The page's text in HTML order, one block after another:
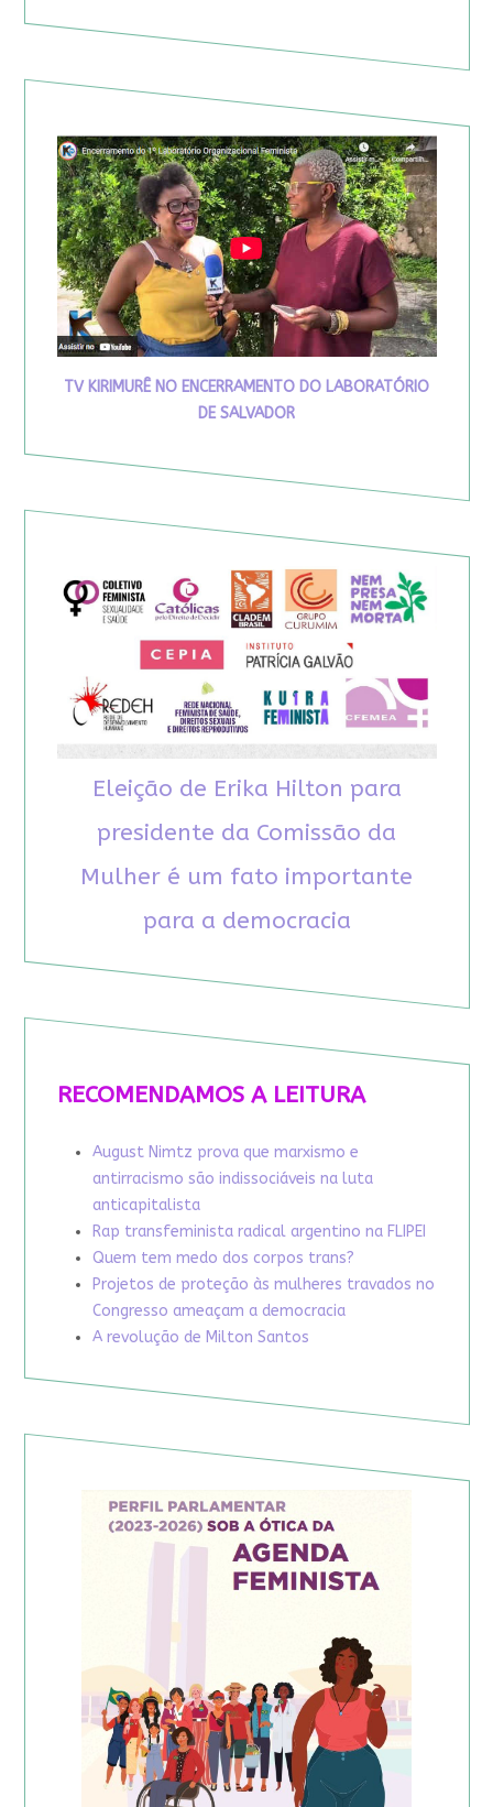
TV KIRIMURÊ NO ENCERRAMENTO DO LABORATÓRIO
DE SALVADOR
Eleição de Erika Hilton para
presidente da Comissão da
Mulher é um fato importante
para a democracia
RECOMENDAMOS A LEITURA
August Nimtz prova que marxismo e
antirracismo são indissociáveis na luta
anticapitalista
Rap transfeminista radical argentino na FLIPEI
Quem tem medo dos corpos trans?
Projetos de proteção às mulheres travados no
Congresso ameaçam a democracia
A revolução de Milton Santos